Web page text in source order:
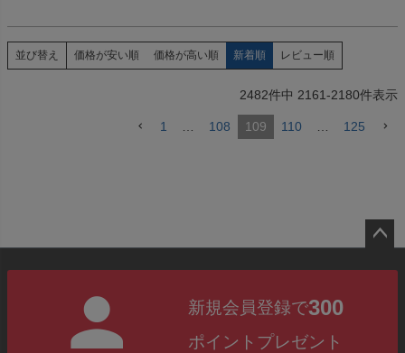
並び替え 価格が安い順 価格が高い順 新着順 レビュー順
2482件中 2161-2180件表示
1 108 109 110 125
新規会員登録で300
ポイントプレゼント